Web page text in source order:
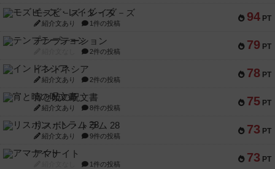
94 PT
モズビ－ズ・レイダ－ズ
紹介文あり 1件の投稿
79 PT
テンプテーション
2件の投稿
78 PT
インドネシア
紹介文あり 2件の投稿
75 PT
宵と暁の呪文書
紹介文あり 8件の投稿
73 PT
リスボン・トラム 28
紹介文あり 9件の投稿
73 PT
アマナイト
1件の投稿